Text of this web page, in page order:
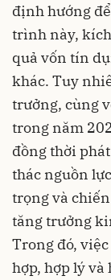
định hướng
trình này,
quả vốn tín
khác. Tuy
trưởng, cùng
trong năm
đồng thời
thác nguồn
trọng và
tăng trưởng
Trong đó,
hợp, hợp lý